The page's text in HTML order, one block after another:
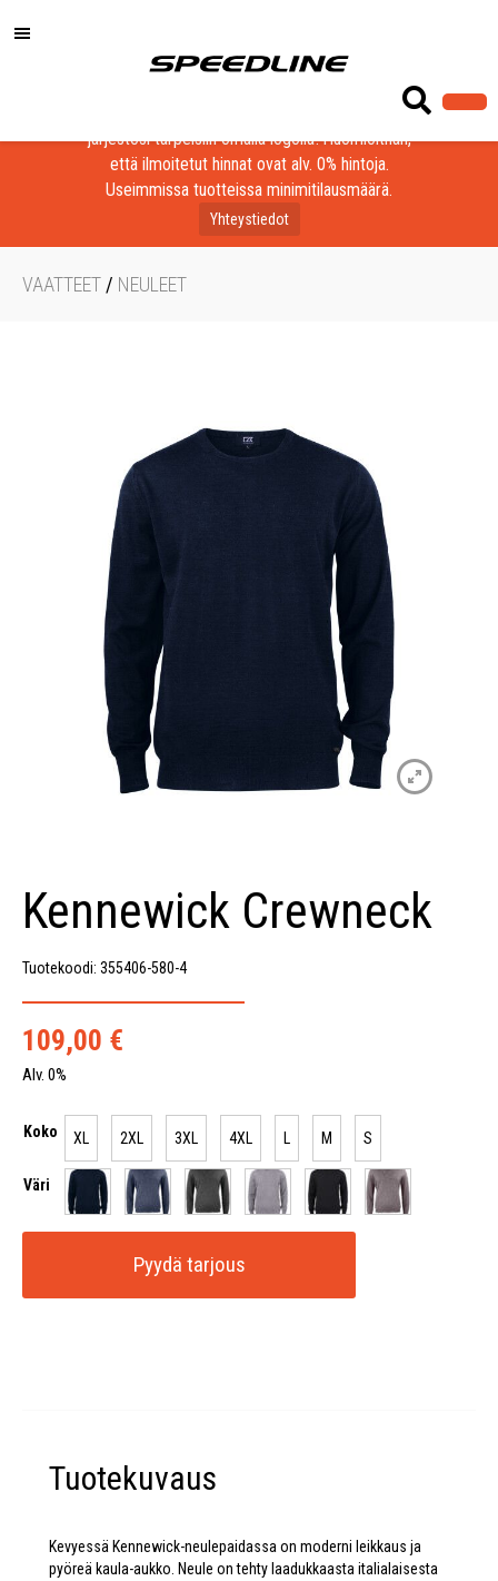
Löydä laadukkaat tuotteet yrityksesi, seurasi tai
järjestösi tarpeisiin omalla logolla! Huomioithan,
että ilmoitetut hinnat ovat alv. 0% hintoja.
Useimmissa tuotteissa minimitilausmäärä.
Yhteystiedot
VAATTEET / NEULEET
Kennewick Crewneck
Tuotekoodi: 355406-580-4
109,00 €
Alv. 0%
Koko XL 2XL 3XL 4XL L M S
Väri
Pyydä tarjous
Tuotekuvaus
Kevyessä Kennewick-neulepaidassa on moderni leikkaus ja
pyöreä kaula-aukko. Neule on tehty laadukkaasta italialaisesta